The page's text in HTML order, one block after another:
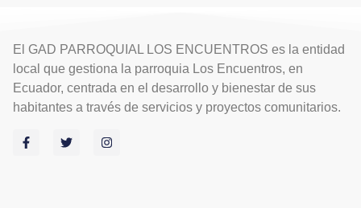
El GAD PARROQUIAL LOS ENCUENTROS es la entidad
local que gestiona la parroquia Los Encuentros, en
Ecuador, centrada en el desarrollo y bienestar de sus
habitantes a través de servicios y proyectos comunitarios.